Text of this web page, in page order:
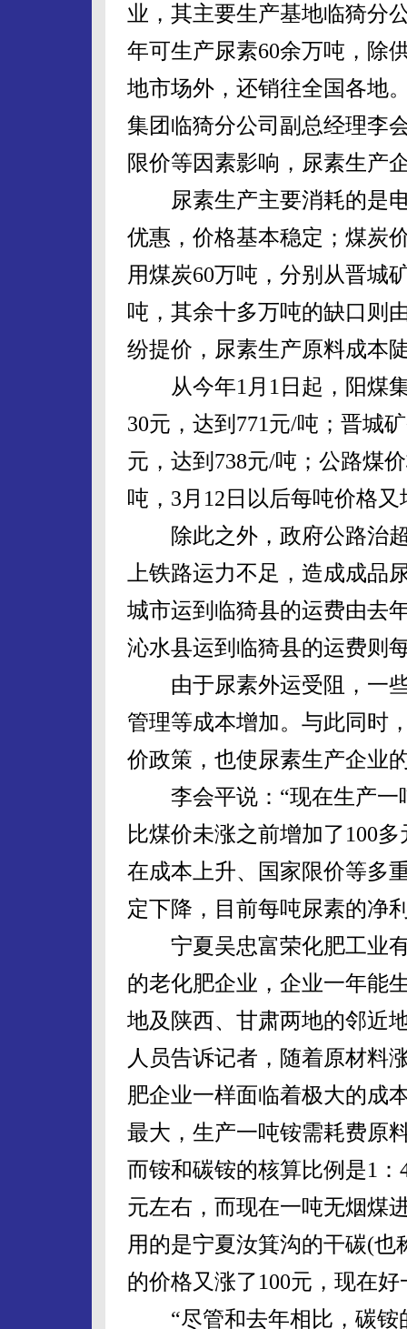
业，其主要生产基地临猗分
年可生产尿素60余万吨，除
地市场外，还销往全国各地
集团临猗分公司副总经理李
限价等因素影响，尿素生产
尿素生产主要消耗的是电
优惠，价格基本稳定；煤炭
用煤炭60万吨，分别从晋城
吨，其余十多万吨的缺口则
纷提价，尿素生产原料成本
从今年1月1日起，阳煤集
30元，达到771元/吨；晋城
元，达到738元/吨；公路煤
吨，3月12日以后每吨价格
除此之外，政府公路治超
上铁路运力不足，造成成品
城市运到临猗县的运费由去
沁水县运到临猗县的运费则
由于尿素外运受阻，一些
管理等成本增加。与此同时
价政策，也使尿素生产企业
李会平说：“现在生产一
比煤价未涨之前增加了100
在成本上升、国家限价等多
定下降，目前每吨尿素的净
宁夏吴忠富荣化肥工业有
的老化肥企业，企业一年能
地及陕西、甘肃两地的邻近
人员告诉记者，随着原材料
肥企业一样面临着极大的成
最大，生产一吨铵需耗费原
而铵和碳铵的核算比例是1
元左右，而现在一吨无烟煤
用的是宁夏汝箕沟的干碳(也
的价格又涨了100元，现在
“尽管和去年相比，碳铵